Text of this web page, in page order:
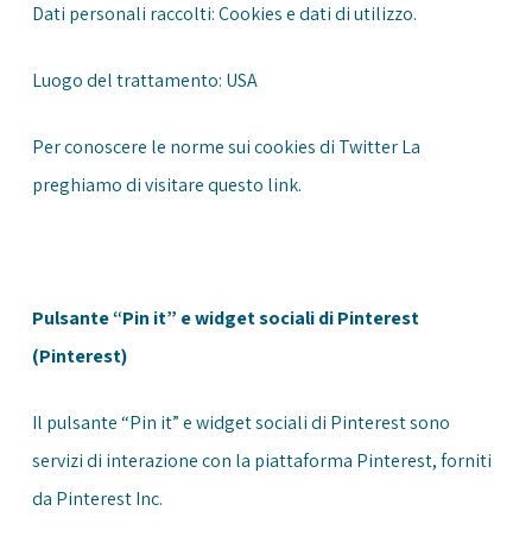
Dati personali raccolti: Cookies e dati di utilizzo.
Luogo del trattamento: USA
Per conoscere le norme sui cookies di Twitter La
preghiamo di visitare questo link.
Pulsante “Pin it” e widget sociali di Pinterest
(Pinterest)
Il pulsante “Pin it” e widget sociali di Pinterest sono
servizi di interazione con la piattaforma Pinterest, forniti
da Pinterest Inc.